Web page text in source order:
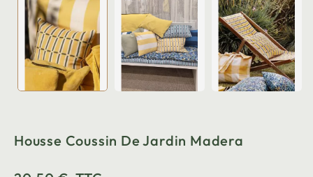
Housse Coussin De Jardin Madera